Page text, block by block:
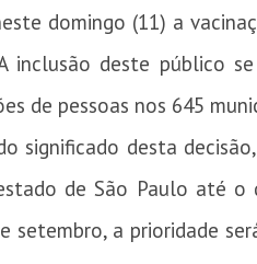
domingo (11) a
inclusão deste público
de pessoas nos 645
significado desta
de São Paulo até o
a prioridade